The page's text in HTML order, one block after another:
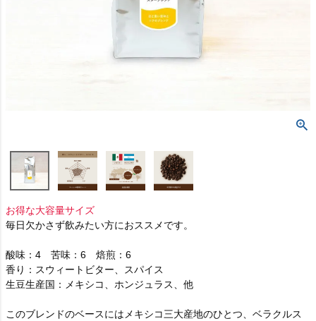
お得な大容量サイズ
毎日欠かさず飲みたい方におススメです。
酸味：4 苦味：6 焙煎：6
香り：スウィートビター、スパイス
生豆生産国：メキシコ、ホンジュラス、他
このブレンドのベースにはメキシコ三大産地のひとつ、ベラクルス